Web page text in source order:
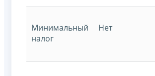
Минимальный
налог
Нет